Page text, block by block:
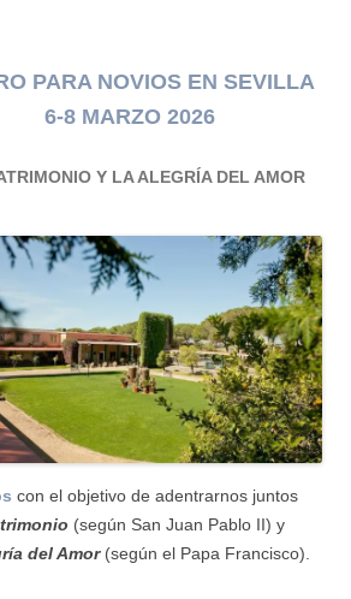
PARA NOVIOS EN SEVILLA
6-8 MARZO 2026
Y LA ALEGRÍA DEL AMOR
con el objetivo de adentrarnos juntos
(según San Juan Pablo II) y
del Amor(según el Papa Francisco).